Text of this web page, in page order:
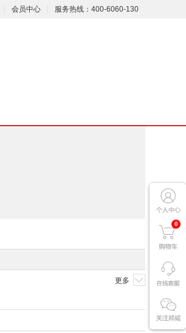
会员中心 服务热线：400-6060-130
0
更多